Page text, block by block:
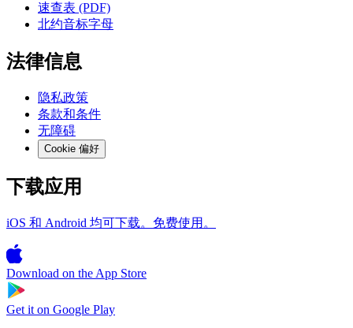
速查表 (PDF)
北约音标字母
法律信息
隐私政策
条款和条件
无障碍
Cookie 偏好
下载应用
iOS 和 Android 均可下载。免费使用。
Download on the App Store
Get it on Google Play